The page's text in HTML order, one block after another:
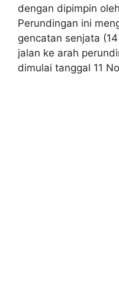
dengan dipimpin
Perundingan ini
gencatan senjata
jalan ke arah
dimulai tanggal 11